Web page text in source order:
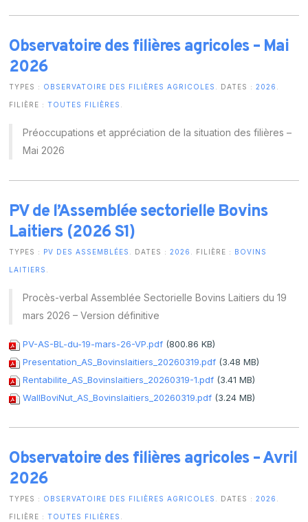
Observatoire des filières agricoles – Mai
2026
TYPES : OBSERVATOIRE DES FILIÈRES AGRICOLES . DATES :2026
FILIÈRE :TOUTES FILIÈRES
Préoccupations et appréciation de la situation des filières –
Mai 2026
PV de l’Assemblée sectorielle Bovins
Laitiers (2026 S1)
TYPES : PV DES ASSEMBLÉES . DATES :2026 . FILIÈRE : BOVINS
LAITIERS
Procès-verbal Assemblée Sectorielle Bovins Laitiers du 19
mars 2026 – Version définitive
PV-AS-BL-du-19-mars-26-VP.pdf (800.86 KB)
Presentation_AS_Bovinslaitiers_20260319.pdf (3.48 MB)
Rentabilite_AS_Bovinslaitiers_20260319-1.pdf (3.41 MB)
WallBoviNut_AS_Bovinslaitiers_20260319.pdf (3.24 MB)
Observatoire des filières agricoles – Avril
2026
TYPES : OBSERVATOIRE DES FILIÈRES AGRICOLES . DATES :2026
FILIÈRE :TOUTES FILIÈRES